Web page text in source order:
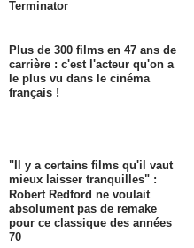
Terminator
Plus de 300 films en 47 ans de
carrière : c'est l'acteur qu'on a
le plus vu dans le cinéma
français !
"Il y a certains films qu'il vaut
mieux laisser tranquilles" :
Robert Redford ne voulait
absolument pas de remake
pour ce classique des années
70